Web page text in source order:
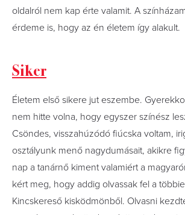
oldalról nem kap érte valamit. A
érdeme is, hogy az én életem így alakult.
Siker
Életem első sikere jut eszembe.
nem hitte volna, hogy egyszer színész
Csöndes, visszahúzódó fiúcska voltam,
osztályunk menő nagydumásait, akikre
nap a tanárnő kiment valamiért a
kért meg, hogy addig olvassak fel a
Kincskereső kisködmönből. Olvasni